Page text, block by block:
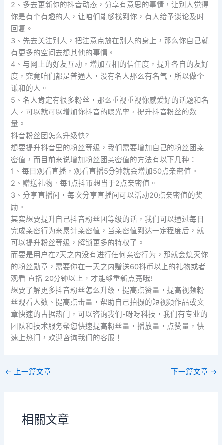
2、多去更新你的抖音动态，分享有意思的事情，让别人觉得
你是有个有趣的人，让咱们能够找到你，有人给予谈论及时
回复。
3、先去关注别人，把注意点放在别人的身上，那么你自己就
有更多的空间去想其他的事情。
4、与网上的好友互动，增加互相的信任度，提升各自的友好
度，究竟咱们都是普通人，没有名人那么有名气，所以做个
谦和的人。
5、名人肯定有很多粉丝，那么重视重视你感爱好的话题和名
人，可以就可以增加你抖音的曝光率，提升抖音粉丝的数
量。
抖音粉丝团怎么升级快?
想要提升抖音里的粉丝等级，我们需要增加自己的粉丝团亲
密值，而目前来说增加粉丝团亲密值的方法有以下几种：
1、每日观看直播，观看直播5分钟就会增加50点亲密值。
2、赠送礼物，每1点抖币想当于2点亲密值。
3、分享直播间，每次分享直播间可以活动20点亲密值的奖
励。
其实想要提升自己抖音粉丝团等级的话，我们可以通过每日
完成亲密行为来累计亲密值，当亲密值到达一定程度后，就
可以提升粉丝等级，解锁更多的特权了。
而要是用户在7天之内没有进行任何亲密行为，那就会熄灭你
的粉丝勋章，需要你在一天之内赠送60抖币以上的礼物或者
观看 直播 20分钟以上，才能够重新点亮哦!
想要了解更多抖音粉丝怎么升级，提高点赞量，提高视频粉
丝观看人数、提高点击量，帮助自己拍摄的短视频作品或文
章快速的占据热门，可以咨询我们-呀呀科技，我们有专业的
团队和技术服务帮您快速提高粉丝量，播放量，点赞量，快
速上热门，欢迎咨询我们的客服！
← 上一篇文章 下一篇文章 →
相關文章